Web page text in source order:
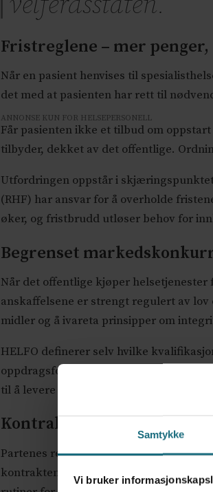
Samtykke
Vi bruker
Fristreglene – mer
Når en pasient henvises til
det med at pasienten har rett til
ANNONSE KUN FOR HELSEPERSONELL
Får pasienten ikke et tilbud om
tilbyder, dekket av det offentlige.
Utfordringen oppstår i
(RHF) har ansvar for å overholde
øker, og fristbrudd utløser behov for
Begrenset
Når det offentlige kjøper
anskaffelsene er strengt regulert av
midler og å ivareta prinsipper om
HELFO definerer selv hvilke
oppdragsforståelse og pris. Likevel
til å levere tjenestene.
Kontrakten og
Partenes rettigheter og plikter ovenfor
kontrakten være klar, forutsigbar og